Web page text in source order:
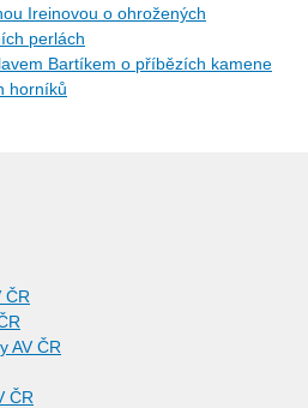
Ireinovou o ohrožených
perlách
Bartíkem o příbězích kamene
horníků
ČR
AV ČR
ČR